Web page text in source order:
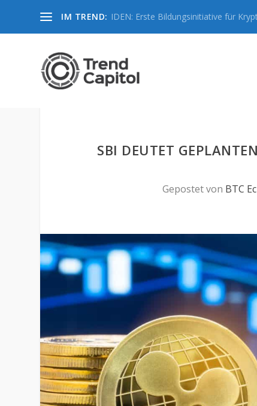
IM TREND: IDEN: Erste Bildungsinitiative für
SBI DEUTET
Gepostet von BTC